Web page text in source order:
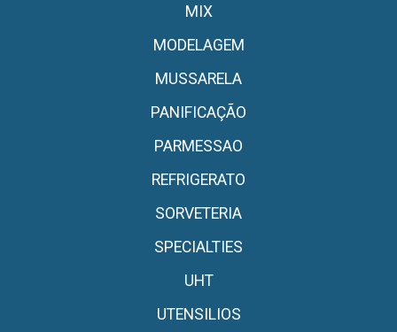
MIX
MODELAGEM
MUSSARELA
PANIFICAÇÃO
PARMESSAO
REFRIGERATO
SORVETERIA
SPECIALTIES
UHT
UTENSILIOS